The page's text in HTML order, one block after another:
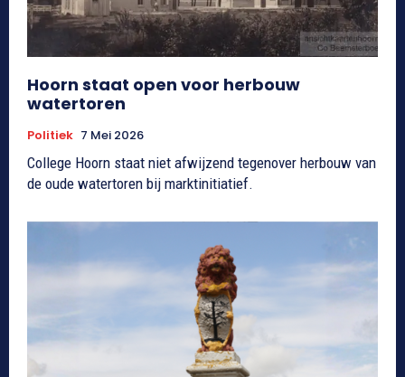
Hoorn staat open voor herbouw
watertoren
Politiek 7 Mei 2026
College Hoorn staat niet afwijzend tegenover herbouw van
de oude watertoren bij marktinitiatief.